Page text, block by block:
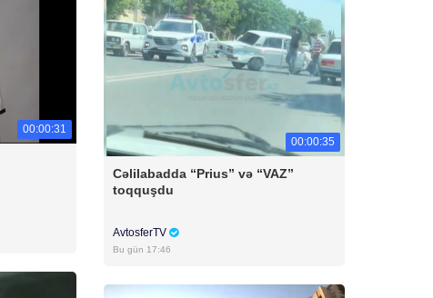
00:00:31
00:00:35
Cəlilabadda “Prius” və “VAZ”
toqquşdu
AvtosferTV
Bu gün 17:46